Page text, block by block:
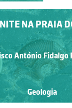
NA PRAIA
António Fidalgo
Geologia